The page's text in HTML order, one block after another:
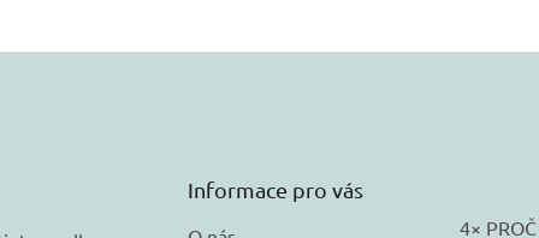
Informace pro vás
4× PROČ